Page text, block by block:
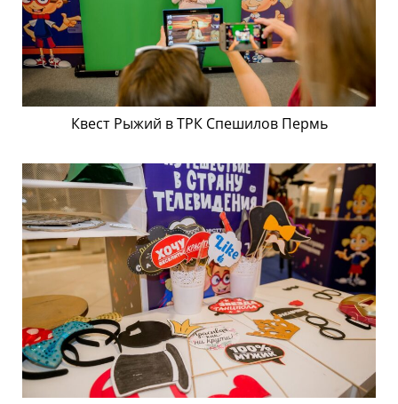
Квест Рыжий в ТРК Спешилов Пермь